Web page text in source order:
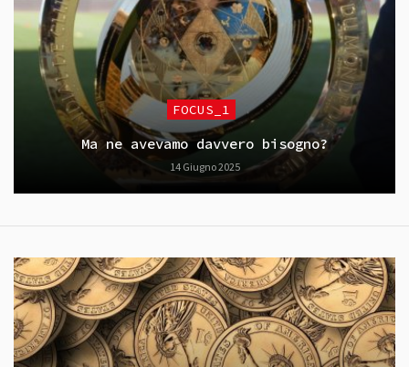
FOCUS_1
Ma ne avevamo davvero bisogno?
14 Giugno 2025